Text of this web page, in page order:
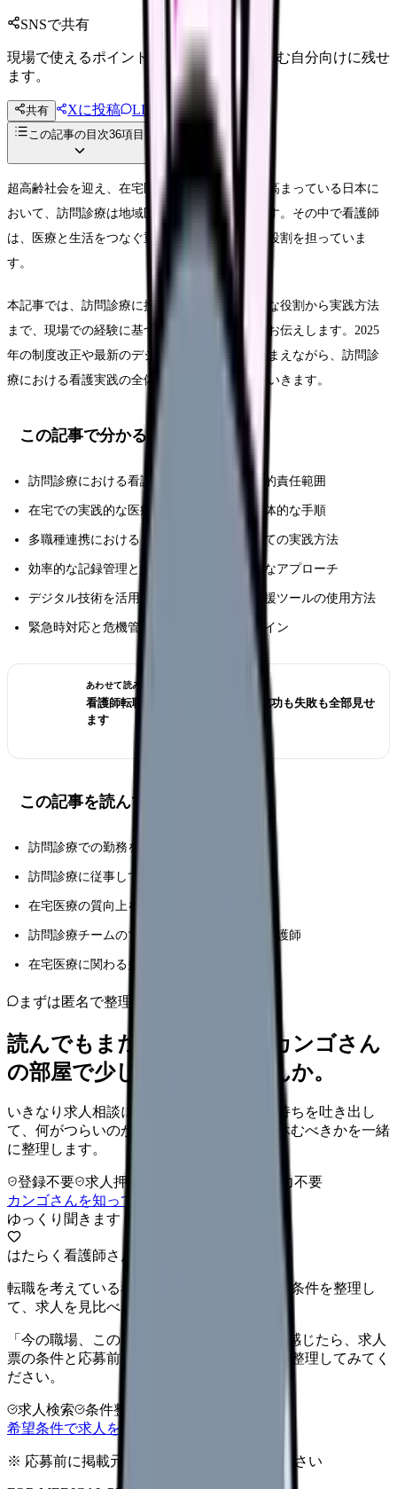
SNSで共有
現場で使えるポイントを、同僚やあとで読む自分向けに残せ
ます。
共有 Xに投稿 LINE
投稿文コピー
この記事の目次36項目
超高齢社会を迎え、在宅医療のニーズが急速に高まっている日本に
おいて、訪問診療は地域医療の要となっています。その中で看護師
は、医療と生活をつなぐ重要な架け橋としての役割を担っていま
す。
本記事では、訪問診療に携わる看護師の具体的な役割から実践方法
まで、現場での経験に基づいた実用的な情報をお伝えします。2025
年の制度改正や最新のデジタル技術の活用も踏まえながら、訪問診
療における看護実践の全体像を詳しく解説していきます。
この記事で分かること
訪問診療における看護師の基本的役割と法的責任範囲
在宅での実践的な医療処置と看護ケアの具体的な手順
多職種連携におけるコーディネーターとしての実践方法
効率的な記録管理と質向上のための具体的なアプローチ
デジタル技術を活用した最新の訪問診療支援ツールの使用方法
緊急時対応と危機管理の実践的なガイドライン
あわせて読みたい
看護師転職のリアル体験談12選｜成功も失敗も全部見せ
ます
この記事を読んでほしい人
訪問診療での勤務を検討している看護師
訪問診療に従事して間もない看護師
在宅医療の質向上を目指すベテラン看護師
訪問診療チームのマネジメントを担当する看護師
在宅医療に関わる多職種の医療従事者
まずは匿名で整理
読んでもまだ苦しいなら、カンゴさん
の部屋で少し話してみませんか。
いきなり求人相談には進みません。今の気持ちを吐き出し
て、何がつらいのか、辞めるべきか、少し休むべきかを一緒
に整理します。
登録不要 求人押し売りなし
病院名は入力不要
カンゴさんを知ってから相談する
ゆっくり聞きます
はたらく看護師さん 求人
転職を考えている看護師さんへ。まずは希望条件を整理し
て、求人を見比べられます。
「今の職場、このままでいいのかな...」そう感じたら、求人
票の条件と応募前に確認したい不安を分けて整理してみてく
ださい。
求人検索 条件整理
希望条件で求人を探す
※ 応募前に掲載元の最新情報を確認してください